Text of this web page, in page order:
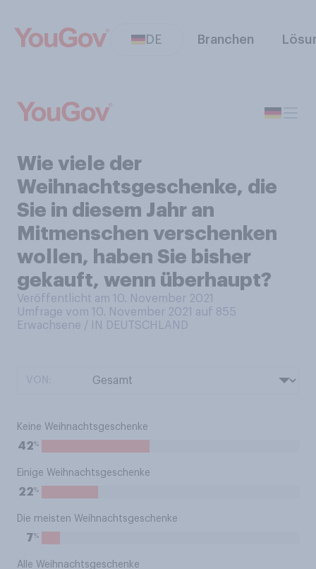
DE Branchen
Wie viele der
Weihnachtsgeschenke, die
Sie in diesem Jahr an
Mitmenschen verschenken
wollen, haben Sie bisher
gekauft, wenn überhaupt?
Veröffentlicht am 10. November 2021
Umfrage vom 10. November 2021 auf 855
Erwachsene / IN DEUTSCHLAND
Keine Weihnachtsgeschenke
42%
Einige Weihnachtsgeschenke
22%
Die meisten Weihnachtsgeschenke
7%
Alle Weihnachtsgeschenke